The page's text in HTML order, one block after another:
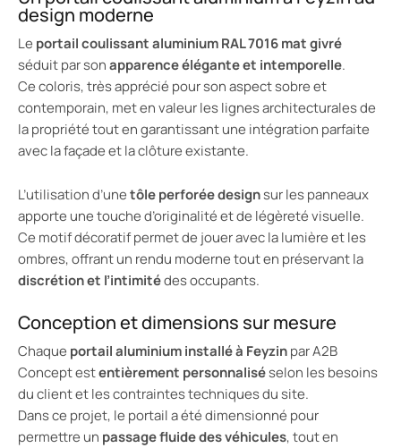
design moderne
Le portail coulissant aluminium RAL 7016 mat givré
séduit par sonapparence élégante et intemporelle.
Ce coloris, très apprécié pour son aspect sobre et
contemporain, met en valeur les lignes architecturales de
la propriété tout en garantissant une intégration parfaite
avec la façade et la clôture existante.
L’utilisation d’unetôle perforée designsur les panneaux
apporte une touche d’originalité et de légèreté visuelle.
Ce motif décoratif permet de jouer avec la lumière et les
ombres, offrant un rendu moderne tout en préservant la
discrétion et l’intimitédes occupants.
Conception et dimensions sur mesure
Chaque portail aluminium installé à Feyzinpar A2B
Concept estentièrement personnaliséselon les besoins
du client et les contraintes techniques du site.
Dans ce projet, le portail a été dimensionné pour
permettre un passage fluide des véhicules, tout en